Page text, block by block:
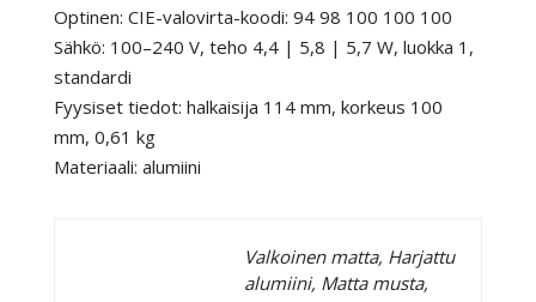
Optinen: CIE-valovirta-koodi: 94 98 100 100 100
Sähkö: 100–240 V, teho 4,4 | 5,8 | 5,7 W, luokka 1,
standardi
Fyysiset tiedot: halkaisija 114 mm, korkeus 100
mm, 0,61 kg
Materiaali: alumiini
Valkoinen matta, Harjattu
alumiini, Matta musta,